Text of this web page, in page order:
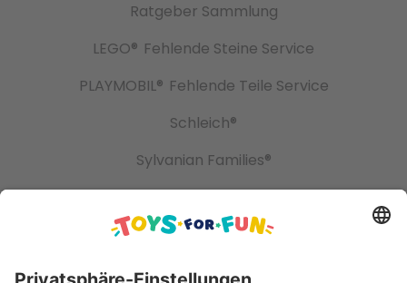
Ratgeber Sammlung
LEGO® Fehlende Steine Service
PLAYMOBIL® Fehlende Teile Service
Schleich®
Sylvanian Families®